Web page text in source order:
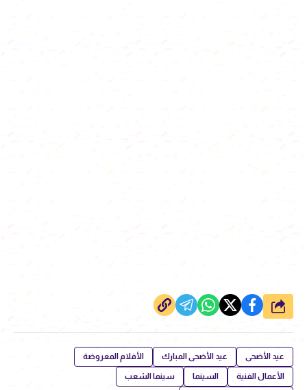
شارك
عيد الأضحى عيد الأضحى المبارك الأفلام المعروضة
الأعمال الفنية السينما سينما الشعب